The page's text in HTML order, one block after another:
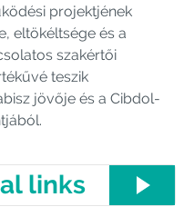
projektjének
eltökéltsége és a
szakértői
teszik
jövője és a Cibdol-
links